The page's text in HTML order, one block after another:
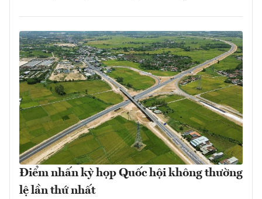
Điểm nhấn kỳ họp Quốc hội không thường
lệ lần thứ nhất